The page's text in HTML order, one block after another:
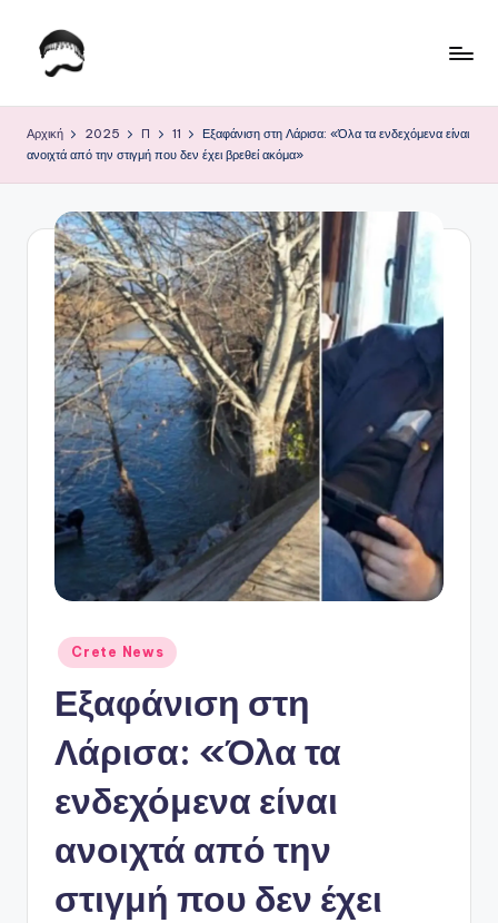
Μετάβαση
ο
Κ
P
o
Αρχική 2025 Π 11
Εξαφάνιση στη Λάρισα: «Όλα τα ενδεχόμενα είναι
ανοιχτά από την στιγμή που δεν έχει βρεθεί ακόμα»
Αναρτήθηκε
σε
Crete News
Εξαφάνιση στη
Λάρισα: «Όλα τα
ενδεχόμενα είναι
ανοιχτά από την
στιγμή που δεν έχει